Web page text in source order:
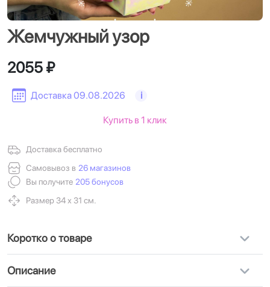
Жемчужный узор
Доставка 09.08.2026 i
2055 ₽
Доставка бесплатно
Самовывоз в 26 магазинов
Вы получите 205 бонусов
Размер 34 х 31 см.
Купить в 1 клик
Коротко о товаре
Описание